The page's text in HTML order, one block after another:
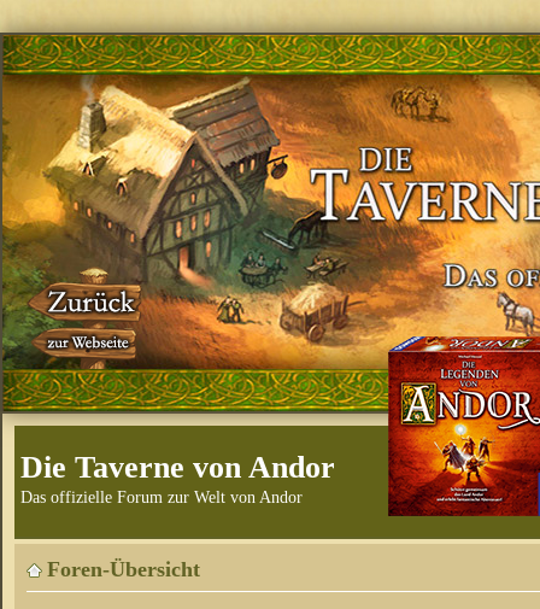
Die Taverne von Andor
Das offizielle Forum zur Welt von Andor
Foren-Übersicht